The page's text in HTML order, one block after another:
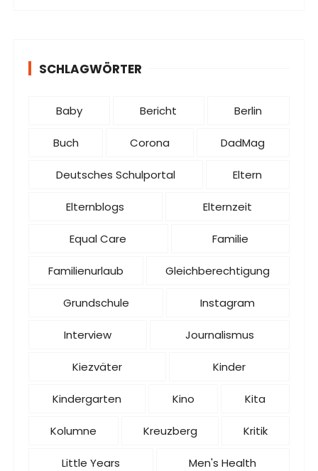
SCHLAGWÖRTER
Baby Bericht Berlin
Buch Corona DadMag
Deutsches Schulportal Eltern
Elternblogs Elternzeit
Equal Care Familie
Familienurlaub Gleichberechtigung
Grundschule Instagram
Interview Journalismus
Kiezväter Kinder
Kindergarten Kino Kita
Kolumne Kreuzberg Kritik
Little Years Men's Health